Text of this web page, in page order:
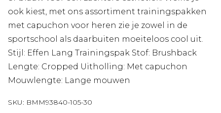
ook kiest, met ons assortiment trainingspakken
met capuchon voor heren zie je zowel in de
sportschool als daarbuiten moeiteloos cool uit.
Stijl: Effen Lang Trainingspak Stof: Brushback
Lengte: Cropped Uitholling: Met capuchon
Mouwlengte: Lange mouwen
SKU: BMM93840-105-30